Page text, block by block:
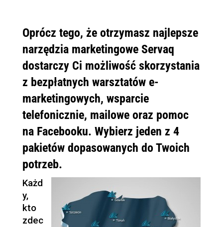
Oprócz tego, że otrzymasz najlepsze
narzędzia marketingowe Servaq
dostarczy Ci możliwość skorzystania
z bezpłatnych warsztatów e-
marketingowych, wsparcie
telefonicznie, mailowe oraz pomoc
na Facebooku. Wybierz jeden z 4
pakietów dopasowanych do Twoich
potrzeb.
Każd
y,
kto
zdec